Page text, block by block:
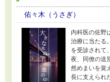
佑々木（うさぎ）
内科医の佐野
治療に当たる
を受診されて
夜、同僚の送
然めまいを覚
長に支えられ